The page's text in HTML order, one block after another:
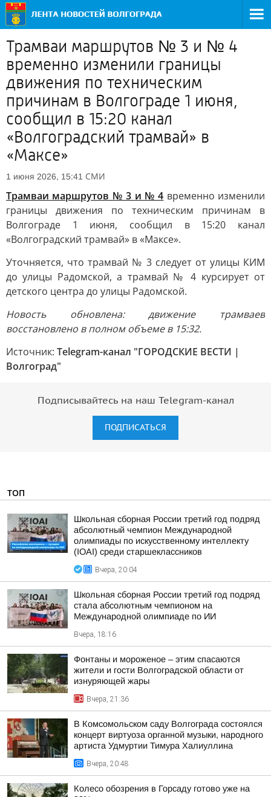
Трамваи маршрутов № 3 и № 4
временно изменили границы
движения по техническим
причинам в Волгограде 1 июня,
сообщил в 15:20 канал
«Волгоградский трамвай» в
«Максе»
1 июня 2026, 15:41 СМИ
Трамваи маршрутов № 3 и № 4 временно изменили
границы движения по техническим причинам в
Волгограде 1 июня, сообщил в 15:20 канал
«Волгоградский трамвай» в «Максе».
Уточняется, что трамвай № 3 следует от улицы КИМ
до улицы Радомской, а трамвай № 4 курсирует от
детского центра до улицы Радомской.
Новость обновлена: движение трамваев
восстановлено в полном объеме в 15:32.
Источник: Telegram-канал "ГОРОДСКИЕ ВЕСТИ |
Волгоград"
Подписывайтесь на наш Telegram-канал
ПОДПИСАТЬСЯ
ТОП
Школьная сборная России третий год подряд
абсолютный чемпион Международной
олимпиады по искусственному интеллекту
(IOAI) среди старшеклассников
Вчера, 20:04
Школьная сборная России третий год подряд
стала абсолютным чемпионом на
Международной олимпиаде по ИИ
Вчера, 18:16
Фонтаны и мороженое – этим спасаются
жители и гости Волгоградской области от
изнуряющей жары
Вчера, 21:36
В Комсомольском саду Волгограда состоялся
концерт виртуоза органной музыки, народного
артиста Удмуртии Тимура Халиуллина
Вчера, 20:48
Колесо обозрения в Горсаду готово уже на